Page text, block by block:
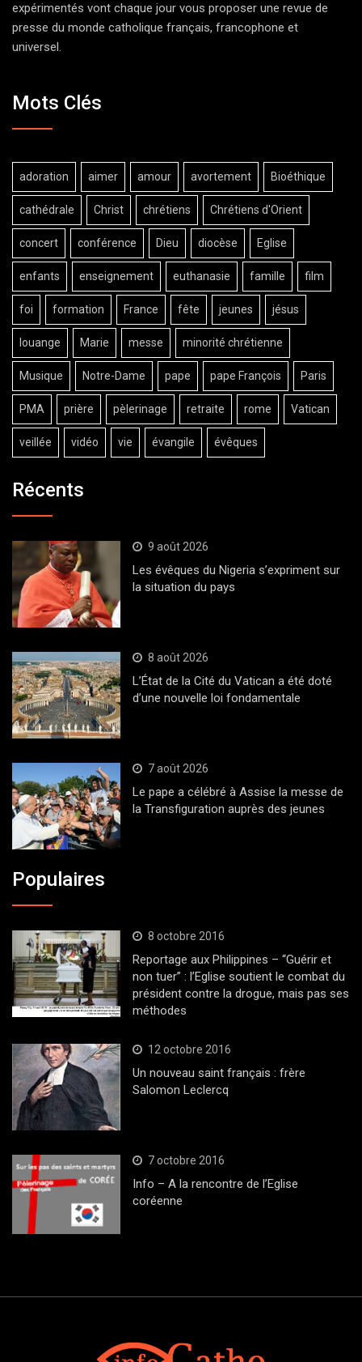
expérimentés vont chaque jour vous proposer une revue de
presse du monde catholique français, francophone et
universel.
Mots Clés
adoration aimer amour avortement Bioéthique
cathédrale Christ chrétiens Chrétiens d'Orient
concert conférence Dieu diocèse Eglise
enfants enseignement euthanasie famille film
foi formation France fête jeunes jésus
louange Marie messe minorité chrétienne
Musique Notre-Dame pape pape François Paris
PMA prière pèlerinage retraite rome Vatican
veillée vidéo vie évangile évêques
Récents
9 août 2026
Les évêques du Nigeria s’expriment sur
la situation du pays
8 août 2026
L’État de la Cité du Vatican a été doté
d’une nouvelle loi fondamentale
7 août 2026
Le pape a célébré à Assise la messe de
la Transfiguration auprès des jeunes
Populaires
8 octobre 2016
Reportage aux Philippines – “Guérir et
non tuer” : l’Eglise soutient le combat du
président contre la drogue, mais pas ses
méthodes
12 octobre 2016
Un nouveau saint français : frère
Salomon Leclercq
7 octobre 2016
Info – A la rencontre de l’Eglise
coréenne